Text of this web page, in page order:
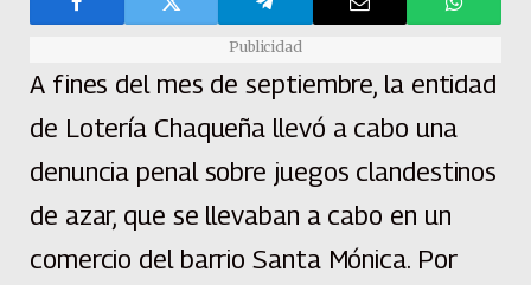
Publicidad
A fines del mes de septiembre, la entidad
de Lotería Chaqueña llevó a cabo una
denuncia penal sobre juegos clandestinos
de azar, que se llevaban a cabo en un
comercio del barrio Santa Mónica. Por